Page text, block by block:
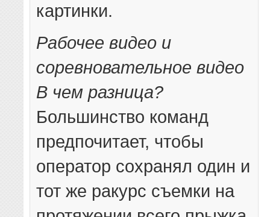
картинки.
Рабочее видео и
соревновательное видео
В чем разница?
Большинство команд
предпочитает, чтобы
оператор сохранял один и
тот же ракурс съемки на